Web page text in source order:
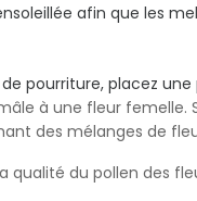
afin que les
pourriture, placez
à une fleur femelle.
des mélanges de
du pollen des